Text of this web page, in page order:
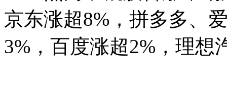
京东涨超8%，拼多多、
3%，百度涨超2%，理想